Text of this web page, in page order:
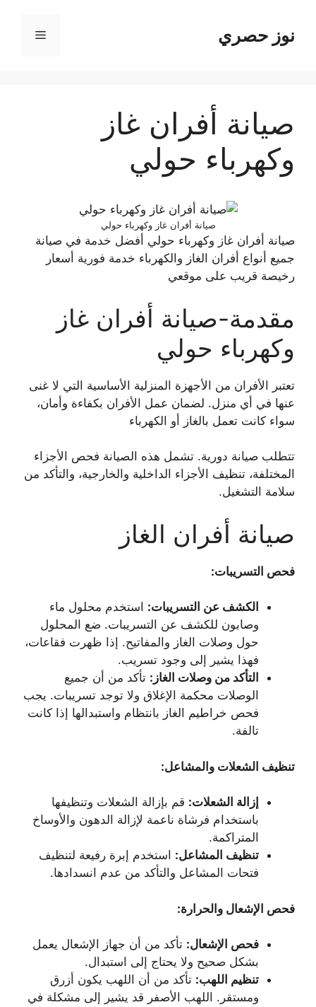
المحتوىنوز حصري القائمة
صيانة أفران غاز
وكهرباء حولي
صيانة أفران غاز وكهرباء حولي
صيانة أفران غاز وكهرباء حولي أفضل خدمة في صيانة
جميع أنواع أفران الغاز والكهرباء خدمة فورية أسعار
رخيصة قريب على موقعي
مقدمة-صيانة أفران غاز
وكهرباء حولي
تعتبر الأفران من الأجهزة المنزلية الأساسية التي لا غنى
عنها في أي منزل. لضمان عمل الأفران بكفاءة وأمان،
سواء كانت تعمل بالغاز أو الكهرباء
تتطلب صيانة دورية. تشمل هذه الصيانة فحص الأجزاء
المختلفة، تنظيف الأجزاء الداخلية والخارجية، والتأكد من
سلامة التشغيل.
صيانة أفران الغاز
فحص التسريبات:
الكشف عن التسريبات: استخدم محلول ماء
وصابون للكشف عن التسريبات. ضع المحلول
حول وصلات الغاز والمفاتيح. إذا ظهرت فقاعات،
فهذا يشير إلى وجود تسريب.
التأكد من وصلات الغاز : تأكد من أن جميع
الوصلات محكمة الإغلاق ولا توجد تسريبات. يجب
فحص خراطيم الغاز بانتظام واستبدالها إذا كانت
تالفة.
تنظيف الشعلات والمشاعل:
إزالة الشعلات: قم بإزالة الشعلات وتنظيفها
باستخدام فرشاة ناعمة لإزالة الدهون والأوساخ
المتراكمة.
تنظيف المشاعل: استخدم إبرة رفيعة لتنظيف
فتحات المشاعل والتأكد من عدم انسدادها.
فحص الإشعال والحرارة:
فحص الإشعال: تأكد من أن جهاز الإشعال يعمل
بشكل صحيح ولا يحتاج إلى استبدال.
تنظيم اللهب: تأكد من أن اللهب يكون أزرق
ومستقر. اللهب الأصفر قد يشير إلى مشكلة في